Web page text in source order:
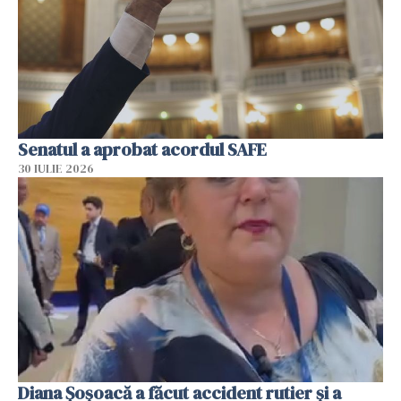
Senatul a aprobat acordul SAFE
30 IULIE 2026
Diana Șoșoacă a făcut accident rutier și a